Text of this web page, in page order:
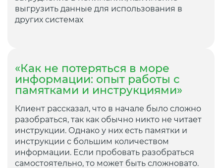
выгрузить данные для использования в
других системах
«Как не потеряться в море
информации: опыт работы с
памятками и инструкциями»
Клиент рассказал, что в начале было сложно
разобраться, так как обычно никто не читает
инструкции. Однако у них есть памятки и
инструкции с большим количеством
информации. Если пробовать разобраться
самостоятельно, то может быть сложновато.